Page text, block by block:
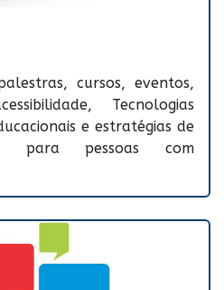
cursos, eventos,
Tecnologias
e estratégias de
para pessoas com